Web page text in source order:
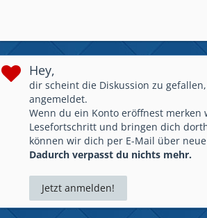
Hey,
dir scheint die Diskussion zu
angemeldet.
Wenn du ein Konto eröffnest merken
Lesefortschritt und bringen dich
können wir dich per E-Mail über
Dadurch verpasst du nichts mehr.
Jetzt anmelden!